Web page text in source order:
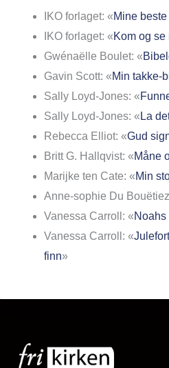
IKO forlaget: «Mine
IKO forlaget: «Kom og
Gwénaëlle Boulet: «
Gavin Scott: «Min takke-
Sally Loyd-Jones: «
Sally Loyd-Jones: « La
Rebecca Elliot: «Gud
Britt G. Hallqvist: «Måne
Marijke ten Cate: «Min
Anne-sophie Du
Vanessa Carroll: «Noahs
Vanessa Carroll: «
finn»